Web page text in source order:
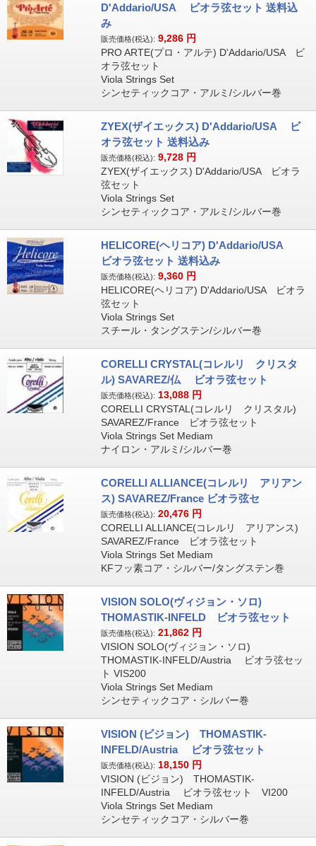
D'Addario/USA ビオラ弦セット 送料込
み
販売価格(税込): 9,286 円
PRO ARTE(プロ・アルテ) D'Addario/USA ビ
オラ弦セット
Viola Strings Set
シンセティックコア・アルミ/シルバー巻
ZYEX(ザイエックス) D'Addario/USA ビ
オラ弦セット 送料込み
販売価格(税込): 9,728 円
ZYEX(ザイエックス) D'Addario/USA ビオラ
弦セット
Viola Strings Set
シンセティックコア・アルミ/シルバー巻
HELICORE(ヘリコア) D'Addario/USA
ビオラ弦セット 送料込み
販売価格(税込): 9,360 円
HELICORE(ヘリコア) D'Addario/USA ビオラ
弦セット
Viola Strings Set
スチール・タングステン/シルバー巻
CORELLI CRYSTAL(コレルリ クリスタ
ル) SAVAREZ/仏 ビオラ弦セット
販売価格(税込): 13,088 円
CORELLI CRYSTAL(コレルリ クリスタル)
SAVAREZ/France ビオラ弦セット
Viola Strings Set Mediam
ナイロン・アルミ/シルバー巻
CORELLI ALLIANCE(コレルリ アリアン
ス) SAVAREZ/France ビオラ弦セ
販売価格(税込): 20,476 円
CORELLI ALLIANCE(コレルリ アリアンス)
SAVAREZ/France ビオラ弦セット
Viola Strings Set Mediam
KFフッ素コア・シルバー/タングステン巻
VISION SOLO(ヴィジョン・ソロ)
THOMASTIK-INFELD ビオラ弦セット
販売価格(税込): 21,862 円
VISION SOLO(ヴィジョン・ソロ)
THOMASTIK-INFELD/Austria ビオラ弦セッ
ト VIS200
Viola Strings Set Mediam
シンセティックコア・シルバー巻
VISION (ビジョン) THOMASTIK-
INFELD/Austria ビオラ弦セット
販売価格(税込): 18,150 円
VISION (ビジョン) THOMASTIK-
INFELD/Austria ビオラ弦セット VI200
Viola Strings Set Mediam
シンセティックコア・シルバー巻